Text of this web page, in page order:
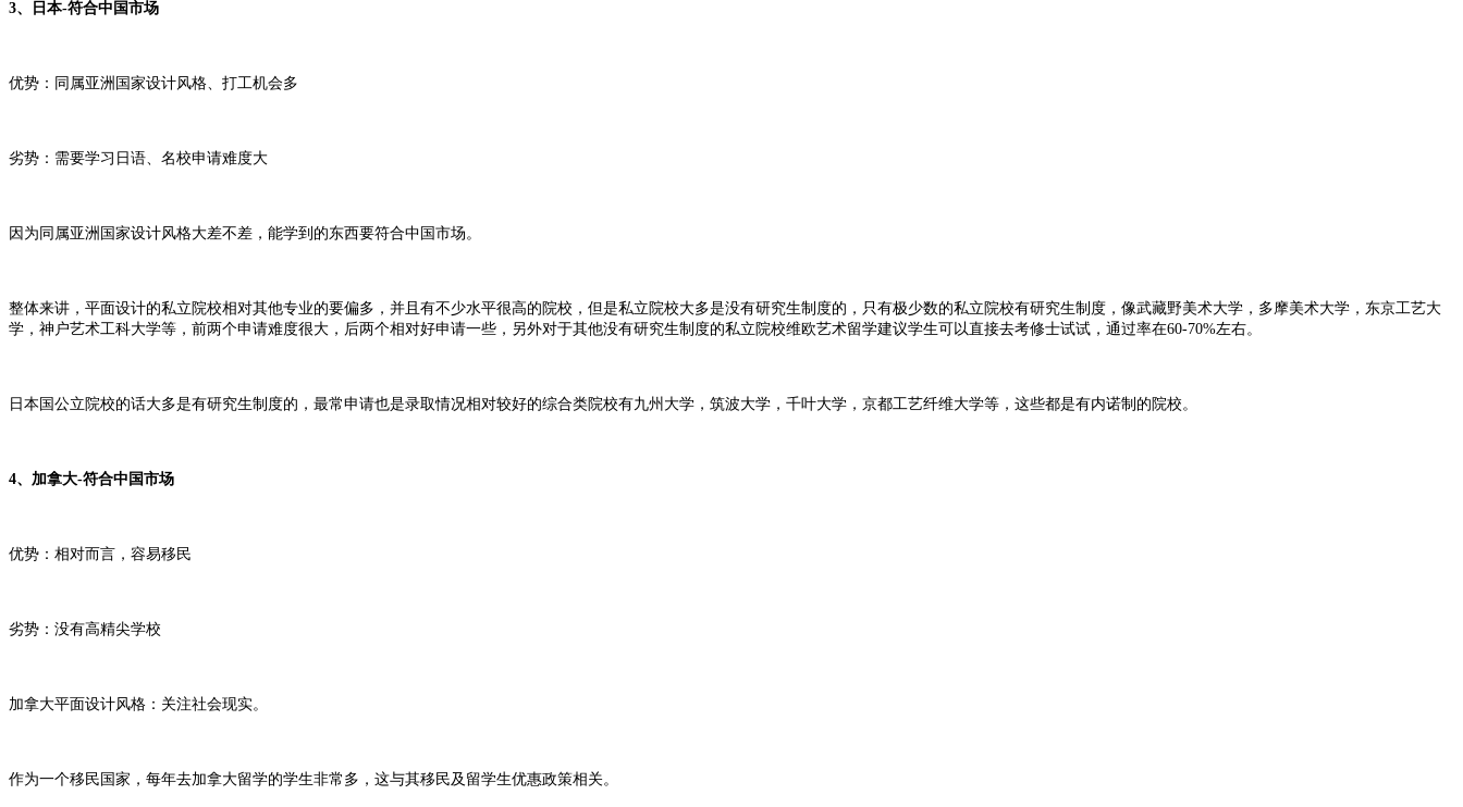
3、日本-符合中国市场
优势：同属亚洲国家设计风格、打工机会多
劣势：需要学习日语、名校申请难度大
因为同属亚洲国家设计风格大差不差，能学到的东西要符合中国市场。
整体来讲，平面设计的私立院校相对其他专业的要偏多，并且有不少水平很高的院校，但是私立院校大多是没有研究生制度的，只有极少数的私立院校有研究生制度，像武藏野美术大学，多摩美术大学，东京工艺大
学，神户艺术工科大学等，前两个申请难度很大，后两个相对好申请一些，另外对于其他没有研究生制度的私立院校维欧艺术留学建议学生可以直接去考修士试试，通过率在60-70%左右。
日本国公立院校的话大多是有研究生制度的，最常申请也是录取情况相对较好的综合类院校有九州大学，筑波大学，千叶大学，京都工艺纤维大学等，这些都是有内诺制的院校。
4、加拿大-符合中国市场
优势：相对而言，容易移民
劣势：没有高精尖学校
加拿大平面设计风格：关注社会现实。
作为一个移民国家，每年去加拿大留学的学生非常多，这与其移民及留学生优惠政策相关。